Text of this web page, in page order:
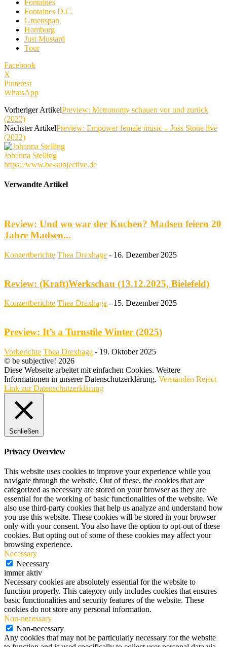
Fontaines
Fontaines D.C.
Gruenspan
Hamburg
Just Mustard
Tour
Facebook
X
Pinterest
WhatsApp
Vorheriger ArtikelPreview: Metronomy schauen vor und zurück
(2022)
Nächster ArtikelPreview: Empower female music – Joss Stone live
(2022)
Johanna Stelling
https://www.be-subjective.de
Verwandte Artikel
Review: Und wo war der Kuchen? Madsen feiern 20
Jahre Madsen...
Konzertberichte Thea Drexhage - 16. Dezember 2025
Review: (Kraft)Werkschau (13.12.2025, Bielefeld)
Konzertberichte Thea Drexhage - 15. Dezember 2025
Preview: It’s a Turnstile Winter (2025)
Vorberichte Thea Drexhage - 19. Oktober 2025
© be subjective! 2026
Diese Webseite arbeitet mit einfachen Cookies. Weitere
Informationen in unserer Datenschutzerklärung. Verstanden Reject
Link zur Datenschutzerklärung
Schließen
Privacy Overview
This website uses cookies to improve your experience while you
navigate through the website. Out of these, the cookies that are
categorized as necessary are stored on your browser as they are
essential for the working of basic functionalities of the website. We
also use third-party cookies that help us analyze and understand how
you use this website. These cookies will be stored in your browser
only with your consent. You also have the option to opt-out of these
cookies. But opting out of some of these cookies may affect your
browsing experience.
Necessary
Necessary
immer aktiv
Necessary cookies are absolutely essential for the website to
function properly. This category only includes cookies that ensures
basic functionalities and security features of the website. These
cookies do not store any personal information.
Non-necessary
Non-necessary
Any cookies that may not be particularly necessary for the website